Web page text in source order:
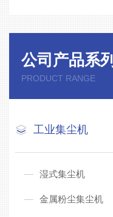
公司产品系列
PRODUCT RANGE
工业集尘机
湿式集尘机
金属粉尘集尘机